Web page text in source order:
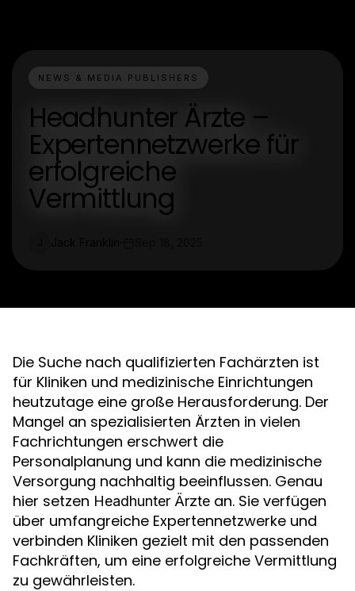
NEWS & MEDIA PUBLISHERS
Headhunter Ärzte –
Expertennetzwerke für
erfolgreiche
Vermittlung
Die Suche nach qualifizierten Fachärzten ist
für Kliniken und medizinische Einrichtungen
heutzutage eine große Herausforderung. Der
Mangel an spezialisierten Ärzten in vielen
Fachrichtungen erschwert die
Personalplanung und kann die medizinische
Versorgung nachhaltig beeinflussen. Genau
hier setzen Headhunter Ärzte an. Sie verfügen
über umfangreiche Expertennetzwerke und
verbinden Kliniken gezielt mit den passenden
Fachkräften, um eine erfolgreiche Vermittlung
zu gewährleisten.